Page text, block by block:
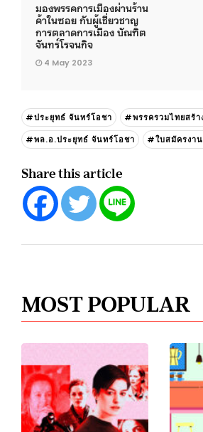
มองพรรคการเมืองผ่านร้าน
ค้าในซอย กับผู้เชี่ยวชาญ
การตลาดการเมือง บัณฑิต
จันทร์โรจนกิจ
4 May 2023
#ประยุทธ์ จันทร์โอชา
#พรรครวมไทยสร้า
#พล.อ.ประยุทธ์ จันทร์โอชา
#ใบสมัครงา
Share this article
MOST POPULAR